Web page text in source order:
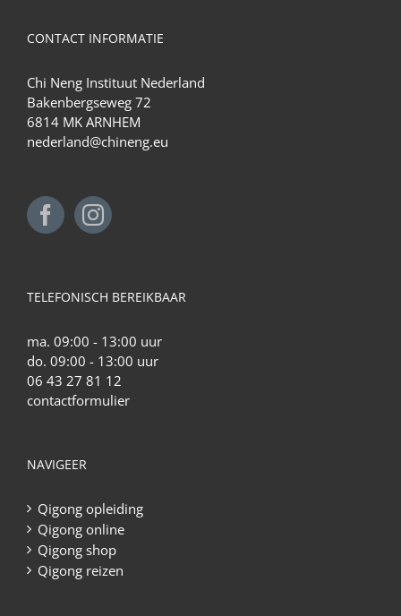
CONTACT INFORMATIE
Chi Neng Instituut Nederland
Bakenbergseweg 72
6814 MK ARNHEM
nederland@chineng.eu
TELEFONISCH BEREIKBAAR
ma. 09:00 - 13:00 uur
do. 09:00 - 13:00 uur
06 43 27 81 12
contactformulier
NAVIGEER
Qigong opleiding
Qigong online
Qigong shop
Qigong reizen